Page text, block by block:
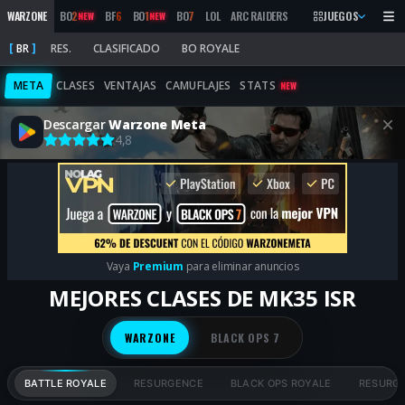
WARZONE BO2NEW BF6 BO1NEW BO7 LOL ARC RAIDERS MW2019 MARATHON
JUEGOS
BR RES. CLASIFICADO BO ROYALE
META CLASES VENTAJAS CAMUFLAJES STATS NEW
DescargarWarzone Meta
4,8
Vaya Premium para eliminar anuncios
MEJORES CLASES DE MK35 ISR
WARZONE BLACK OPS 7
BATTLE ROYALE RESURGENCE BLACK OPS ROYALE